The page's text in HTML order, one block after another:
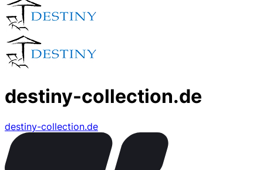
destiny-collection.de
destiny-collection.de